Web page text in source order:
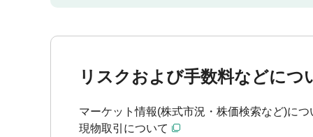
リスクおよび手数料などにつ
マーケット情報(株式市況・株価検索など)につ
現物取引について